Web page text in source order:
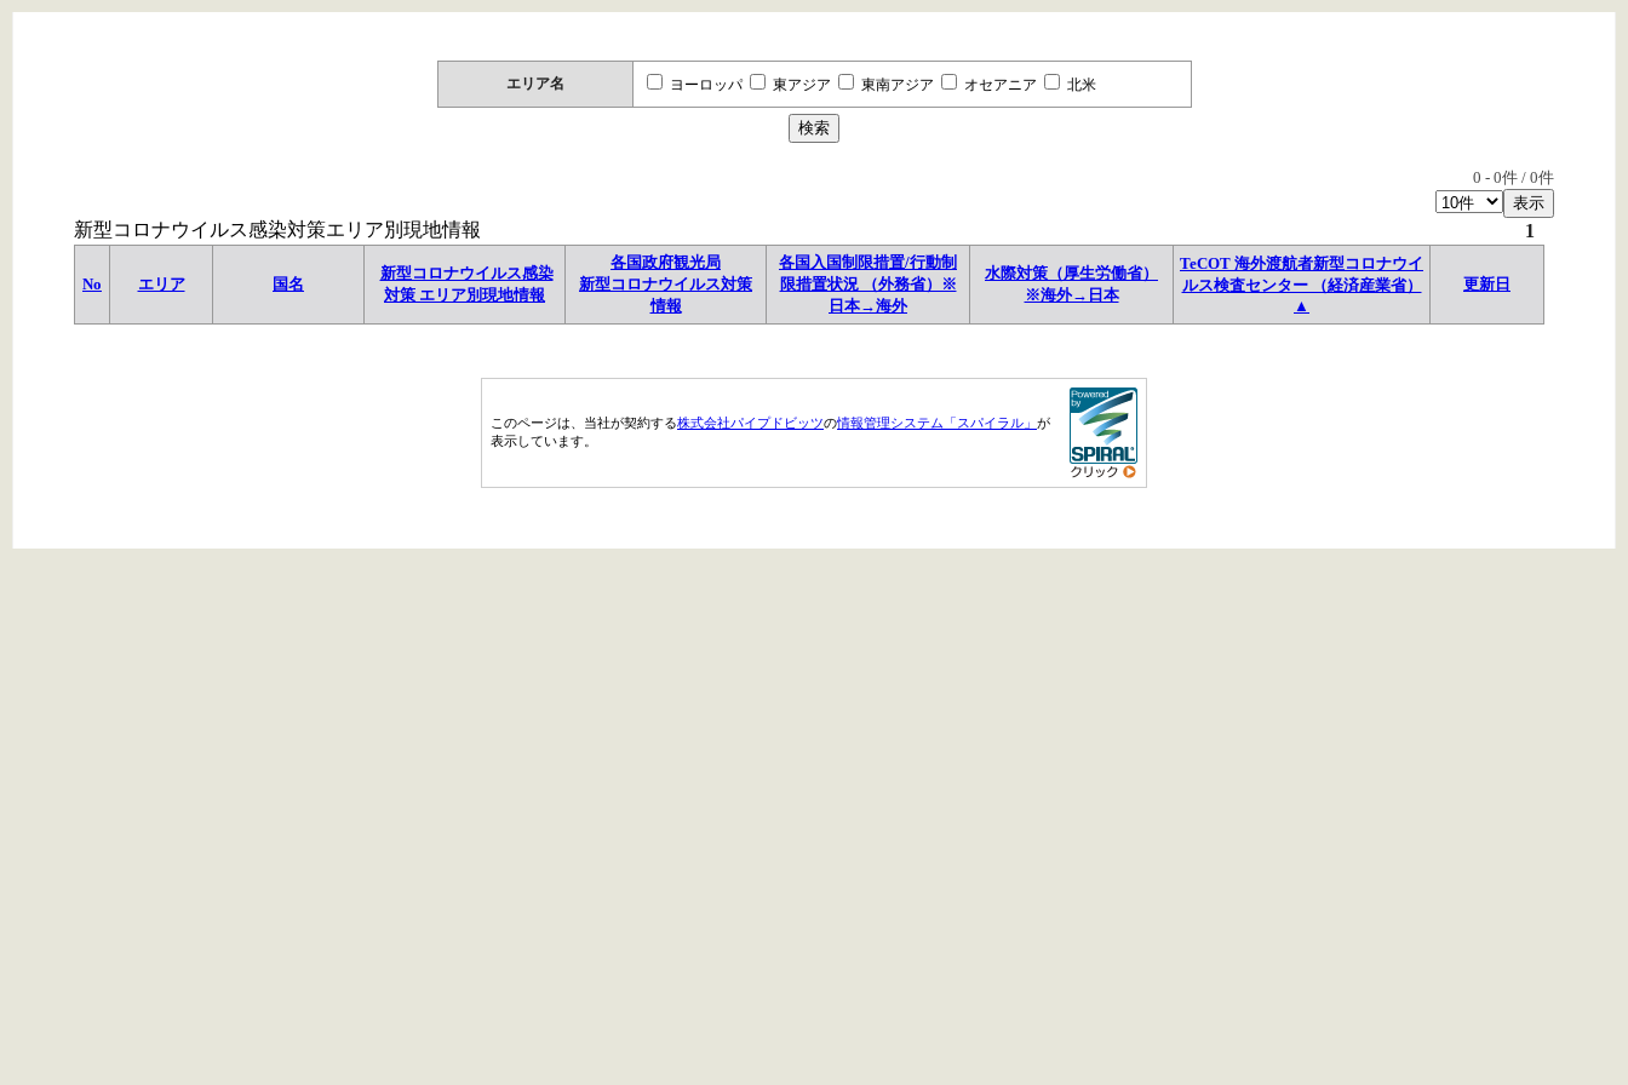
エリア名 ヨーロッパ 東アジア 東南アジア オセアニア 北米
0 - 0件 / 0件
新型コロナウイルス感染対策エリア別現地情報 1
No エリア 国名
新型コロナウイルス感染
対策 エリア別現地情報
各国政府観光局
新型コロナウイルス対策
情報
各国入国制限措置/行動制
限措置状況 （外務省）※
日本→海外
水際対策（厚生労働省）
※海外→日本
TeCOT 海外渡航者新型コロナウイ
ルス検査センター （経済産業省）
▲
更新日
このページは、当社が契約する株式会社パイプドビッツの情報管理システム「スパイラル」 が
表示しています。